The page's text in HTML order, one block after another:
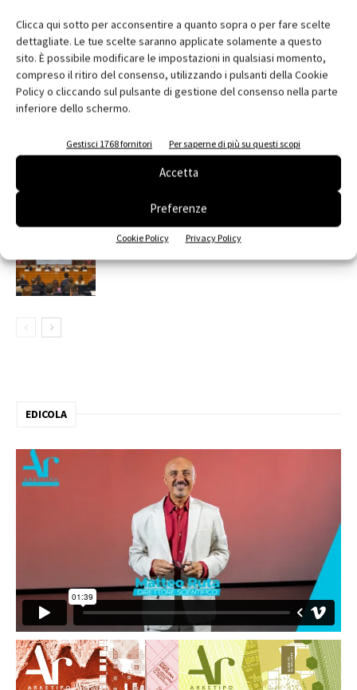
Clicca qui sotto per acconsentire a quanto sopra o per fare scelte
dettagliate. Le tue scelte saranno applicate solamente a questo
sito. È possibile modificare le impostazioni in qualsiasi momento,
compreso il ritiro del consenso, utilizzando i pulsanti della Cookie
Policy o cliccando sul pulsante di gestione del consenso nella parte
inferiore dello schermo.
Gestisci 1768 fornitori Per saperne di più su questi scopi
Accetta
Preferenze
Cookie Policy Privacy Policy
RELATED ARTICLES MORE FROM AUTHOR
Saint-Gobain Architecture Student
Contest 2026
EDICOLA